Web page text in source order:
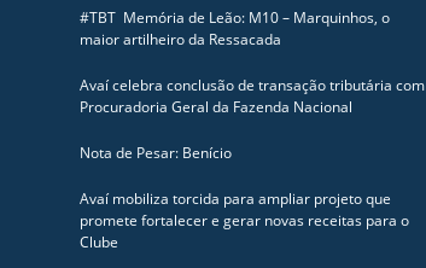
#TBT Memória de Leão: M10 – Marquinhos, o
maior artilheiro da Ressacada
Avaí celebra conclusão de transação tributária com
Procuradoria Geral da Fazenda Nacional
Nota de Pesar: Benício
Avaí mobiliza torcida para ampliar projeto que
promete fortalecer e gerar novas receitas para o
Clube